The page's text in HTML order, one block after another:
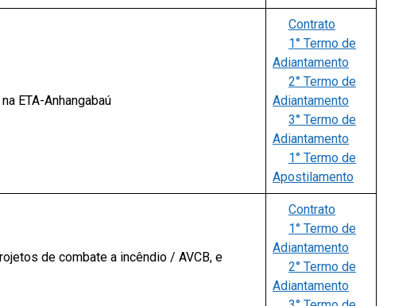
ETA-Anhangabaú
Contrato
1° Termo de
Adiantamento
2° Termo de
Adiantamento
3° Termo de
Adiantamento
1° Termo de
Apostilamento
de combate a incêndio / AVCB, e
Contrato
1° Termo de
Adiantamento
2° Termo de
Adiantamento